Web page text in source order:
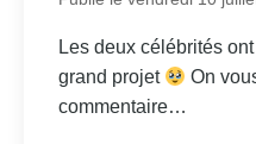
Les deux célébrités
grand projet
On
commentaire…